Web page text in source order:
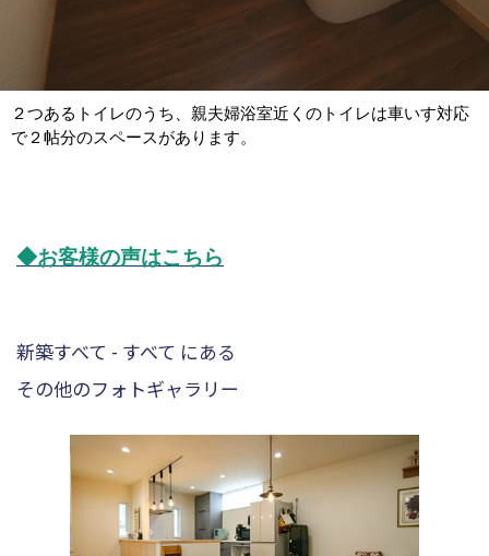
２つあるトイレのうち、親夫婦浴室近くのトイレは車いす対応
で２帖分のスペースがあります。
◆お客様の声はこちら
新築すべて - すべて にある
その他のフォトギャラリー